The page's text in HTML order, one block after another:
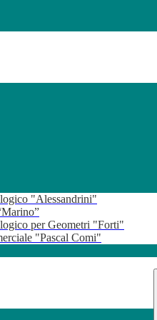
"Alessandrini"
per Geometri "Forti"
"Pascal Comi"